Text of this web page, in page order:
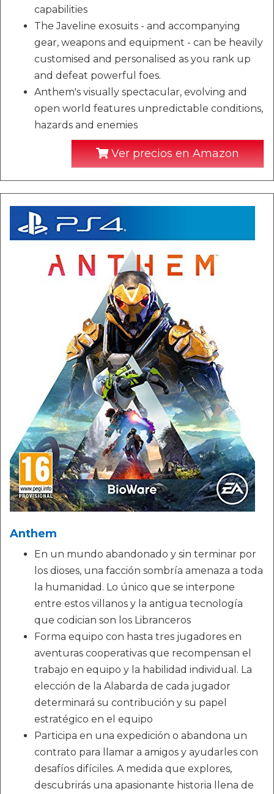
capabilities
The Javeline exosuits - and accompanying
gear, weapons and equipment - can be heavily
customised and personalised as you rank up
and defeat powerful foes.
Anthem's visually spectacular, evolving and
open world features unpredictable conditions,
hazards and enemies
Ver precios en Amazon
Anthem
En un mundo abandonado y sin terminar por
los dioses, una facción sombría amenaza a toda
la humanidad. Lo único que se interpone
entre estos villanos y la antigua tecnología
que codician son los Libranceros
Forma equipo con hasta tres jugadores en
aventuras cooperativas que recompensan el
trabajo en equipo y la habilidad individual. La
elección de la Alabarda de cada jugador
determinará su contribución y su papel
estratégico en el equipo
Participa en una expedición o abandona un
contrato para llamar a amigos y ayudarles con
desafíos difíciles. A medida que explores,
descubrirás una apasionante historia llena de